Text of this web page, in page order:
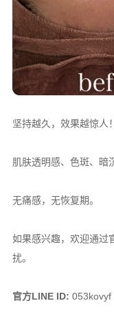
坚持越久，效果越惊人！
肌肤透明感、色斑、暗
无痛感，无恢复期。
如果感兴趣，欢迎通过
扰。
官方LINE ID: 053kovyf